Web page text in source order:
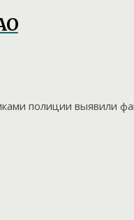
полиции выявили